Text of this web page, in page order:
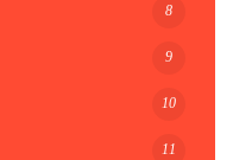
8
9
10
11